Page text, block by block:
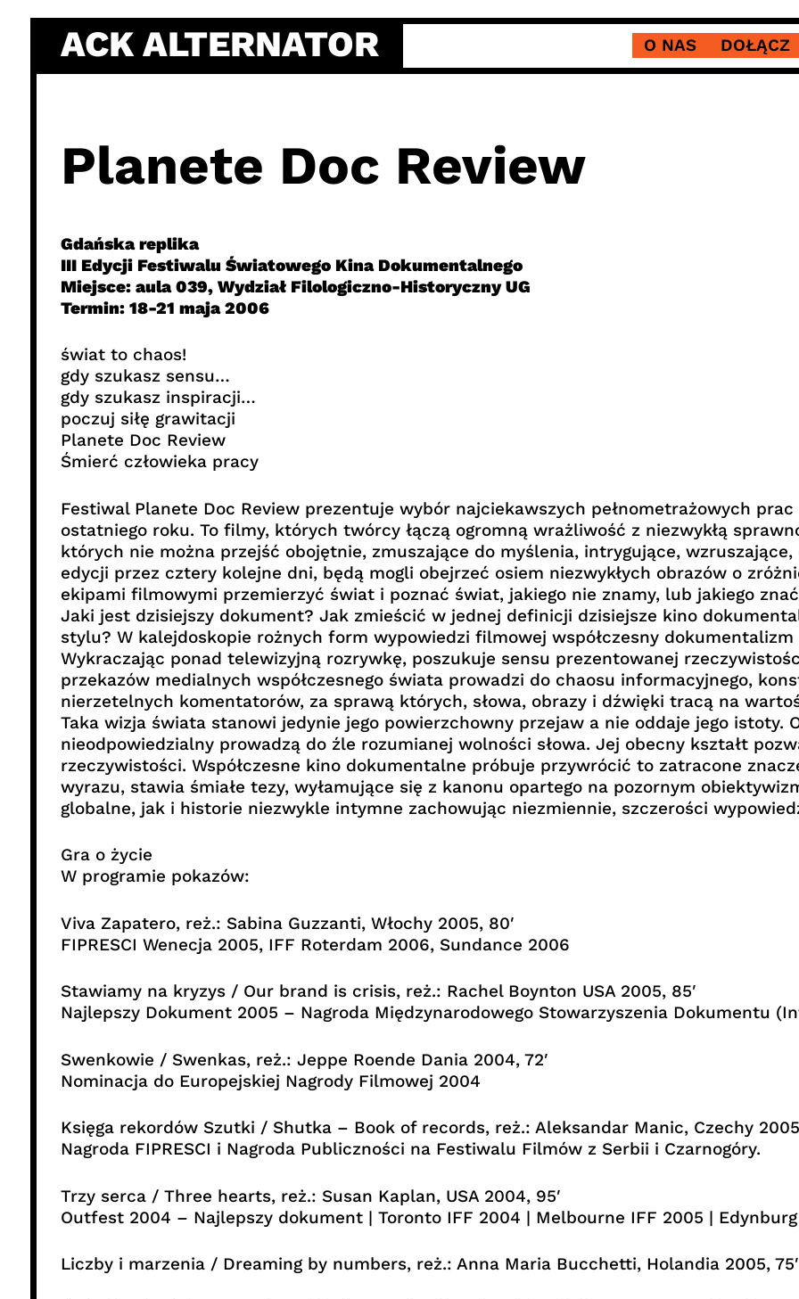
content
ACK ALTERNATOR O NAS DOŁĄCZ
Planete Doc Review
Gdańska replika
III Edycji Festiwalu Światowego Kina Dokumentalnego
Miejsce: aula 039, Wydział Filologiczno-Historyczny UG
Termin: 18-21 maja 2006
świat to chaos!
gdy szukasz sensu…
gdy szukasz inspiracji…
poczuj siłę grawitacji
Planete Doc Review
Śmierć człowieka pracy
Festiwal Planete Doc Review prezentuje wybór najciekawszych pełnometrażowych
ostatniego roku. To filmy, których twórcy łączą ogromną wrażliwość z niezwykłą
których nie można przejść obojętnie, zmuszające do myślenia, intrygujące,
edycji przez cztery kolejne dni, będą mogli obejrzeć osiem niezwykłych obrazów o
ekipami filmowymi przemierzyć świat i poznać świat, jakiego nie znamy, lub jakiego
Jaki jest dzisiejszy dokument? Jak zmieścić w jednej definicji dzisiejsze kino
stylu? W kalejdoskopie rożnych form wypowiedzi filmowej współczesny dokumentalizm
Wykraczając ponad telewizyjną rozrywkę, poszukuje sensu prezentowanej
przekazów medialnych współczesnego świata prowadzi do chaosu informacyjnego,
nierzetelnych komentatorów, za sprawą których, słowa, obrazy i dźwięki tracą na
Taka wizja świata stanowi jedynie jego powierzchowny przejaw a nie oddaje jego istoty.
nieodpowiedzialny prowadzą do źle rozumianej wolności słowa. Jej obecny kształt
rzeczywistości. Współczesne kino dokumentalne próbuje przywrócić to zatracone
wyrazu, stawia śmiałe tezy, wyłamujące się z kanonu opartego na pozornym
globalne, jak i historie niezwykle intymne zachowując niezmiennie, szczerości
Gra o życie
W programie pokazów:
Viva Zapatero, reż.: Sabina Guzzanti, Włochy 2005, 80′
FIPRESCI Wenecja 2005, IFF Roterdam 2006, Sundance 2006
Stawiamy na kryzys / Our brand is crisis, reż.: Rachel Boynton USA 2005, 85′
Najlepszy Dokument 2005 – Nagroda Międzynarodowego Stowarzyszenia Dokumentu
Swenkowie / Swenkas, reż.: Jeppe Roende Dania 2004, 72′
Nominacja do Europejskiej Nagrody Filmowej 2004
Księga rekordów Szutki / Shutka – Book of records, reż.: Aleksandar Manic, Czechy
Nagroda FIPRESCI i Nagroda Publiczności na Festiwalu Filmów z Serbii i Czarnogóry.
Trzy serca / Three hearts, reż.: Susan Kaplan, USA 2004, 95′
Outfest 2004 – Najlepszy dokument | Toronto IFF 2004 | Melbourne IFF 2005 |
Liczby i marzenia / Dreaming by numbers, reż.: Anna Maria Bucchetti, Holandia 2005, 75′